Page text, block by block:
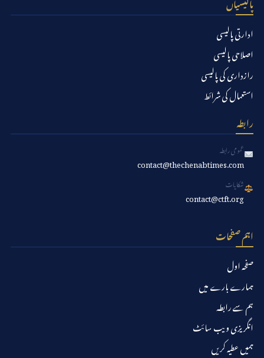
ادارتی پالیسی
اصلاحی پالیسی
رازداری کی پالیسی
استعمال کی شرائط
رابطہ
عمومی رابطہ
contact@thechenabtimes.com
شکایات
contact@ctft.org
اہم صفحات
صفحہ اول
ہمارے بارے میں
ہم سے رابطہ
انگریزی ویب سائٹ
ہمیں عطیہ کریں